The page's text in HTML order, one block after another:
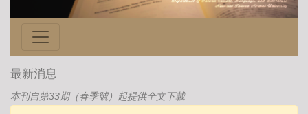
最新消息
本刊自第33期（春季號）起提供全文下載